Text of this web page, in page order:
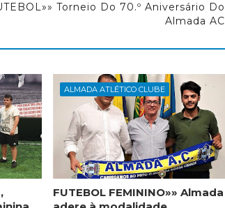
Torneio Do 70.º Aniversário Do
Almada AC
ALMADA ATLÉTICO CLUBE
FUTEBOL FEMININO»» Almada